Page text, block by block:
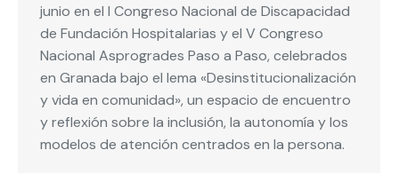
junio en el I Congreso Nacional de Discapacidad
de Fundación Hospitalarias y el V Congreso
Nacional Asprogrades Paso a Paso, celebrados
en Granada bajo el lema «Desinstitucionalización
y vida en comunidad», un espacio de encuentro
y reflexión sobre la inclusión, la autonomía y los
modelos de atención centrados en la persona.